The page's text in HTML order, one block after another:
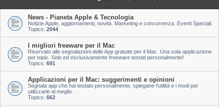
News - Pianeta Apple & Tecnologia
Notizie Apple, aggiornamenti, novità. Marketing e concorrenza. Eventi Speciali.
Topics: 2044
I migliori freeware per il Mac
Riservato alle segnalazioni delle App gratuite per il Mac. Una sola applicazione
per topic. Solo ed esclusivamente freeware testati personalmente!
Topics: 691
Applicazioni per il Mac: suggerimenti e opinioni
Segnala app che hai testato personalmente, spiegane l'utilità e i modi per
utilizzarle al meglio.
Topics: 662